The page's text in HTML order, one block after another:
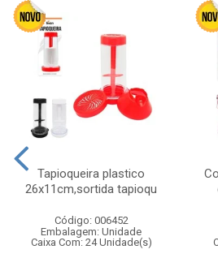
Tapioqueira plastico
26x11cm,sortida tapioqu
Código: 006452
Embalagem: Unidade
Caixa Com: 24 Unidade(s)